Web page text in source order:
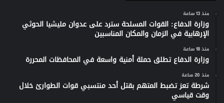
منذ 13 ساعة
وزارة الدفاع: القوات المسلحة سترد على عدوان مليشيا الحوثي
الإرهابية في الزمان والمكان المناسبين
منذ 18 ساعة
وزارة الدفاع تطلق حملة أمنية واسعة في المحافظات المحررة
منذ 20 ساعة
شرطة تعز تضبط المتهم بقتل أحد منتسبي قوات الطوارئ خلال
وقت قياسي